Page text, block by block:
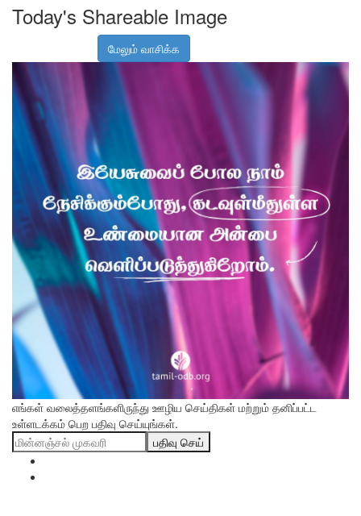
Today's Shareable Image
மேலும் வாசிக்க
எங்கள் வலைத்தளங்களிருந்து ஊழிய செய்திகள் மற்றும் தனிப்பட்ட
உள்ளடக்கம் பெற பதிவு செய்யுங்கள்.
பதிவு செய்